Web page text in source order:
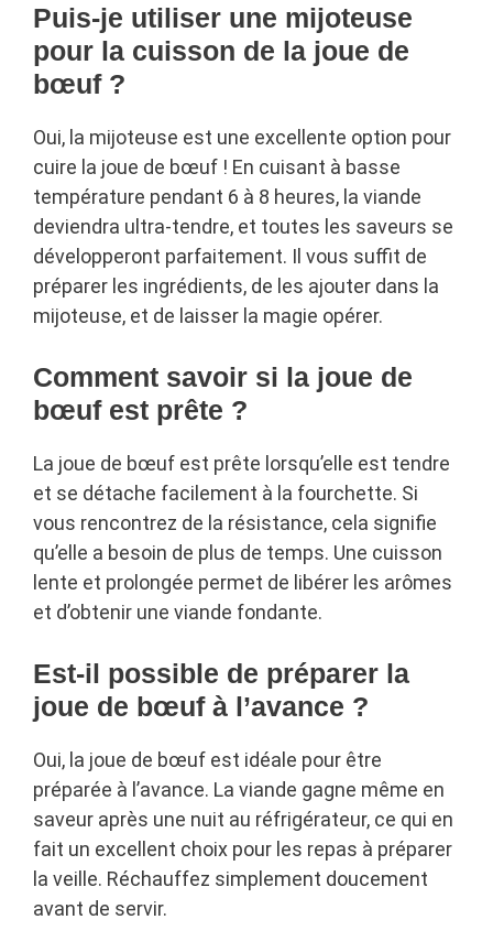
Puis-je utiliser une mijoteuse
pour la cuisson de la joue de
bœuf ?
Oui, la mijoteuse est une excellente option pour
cuire la joue de bœuf ! En cuisant à basse
température pendant 6 à 8 heures, la viande
deviendra ultra-tendre, et toutes les saveurs se
développeront parfaitement. Il vous suffit de
préparer les ingrédients, de les ajouter dans la
mijoteuse, et de laisser la magie opérer.
Comment savoir si la joue de
bœuf est prête ?
La joue de bœuf est prête lorsqu’elle est tendre
et se détache facilement à la fourchette. Si
vous rencontrez de la résistance, cela signifie
qu’elle a besoin de plus de temps. Une cuisson
lente et prolongée permet de libérer les arômes
et d’obtenir une viande fondante.
Est-il possible de préparer la
joue de bœuf à l’avance ?
Oui, la joue de bœuf est idéale pour être
préparée à l’avance. La viande gagne même en
saveur après une nuit au réfrigérateur, ce qui en
fait un excellent choix pour les repas à préparer
la veille. Réchauffez simplement doucement
avant de servir.